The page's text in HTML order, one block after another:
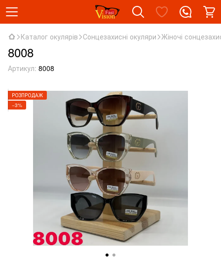
Каталог окулярів Сонцезахисні окуляри Жіночі
8008
Артикул: 8008
РОЗПРОДАЖ
−3%